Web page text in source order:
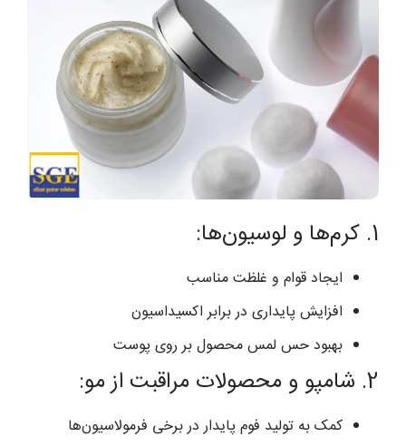
1. کرم‌ها و لوسیون‌ها:
ایجاد قوام و غلظت مناسب
افزایش پایداری در برابر اکسیداسیون
بهبود حس لمس محصول بر روی پوست
2. شامپو و محصولات مراقبت از مو:
کمک به تولید فوم پایدار در برخی فرمولاسیون‌ها